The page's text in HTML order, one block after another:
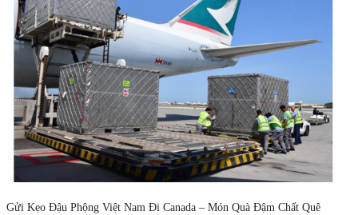
Gửi Kẹo Đậu Phộng Việt Nam Đi Canada – Món Quà Đậm Chất Quê